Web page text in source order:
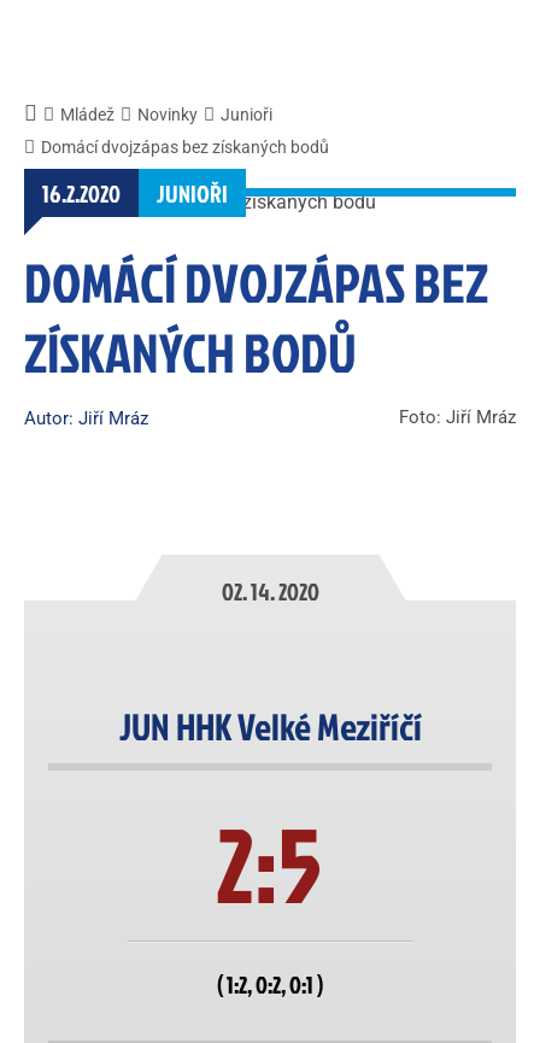
Mládež Novinky
Junioři
Domácí dvojzápas bez získaných bodů
16.2.2020 JUNIOŘI
DOMÁCÍ DVOJZÁPAS BEZ
ZÍSKANÝCH BODŮ
Autor: Jiří Mráz Foto: Jiří Mráz
02. 14. 2020
JUN HHK Velké Meziříčí
2:5
( 1:2, 0:2, 0:1 )